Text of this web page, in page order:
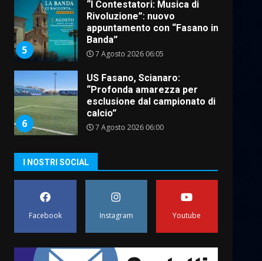
7
Fasanese ferito a colpi di
arma da fuoco
6 Agosto 2026 18:13
1
Serie D, l’Us Fasano non
molla e conferma di voler
ricorrere per ottenere
l’iscrizione
8 Agosto 2026 19:55
ufficialmente la Festa di
Savelletri
8 Agosto 2026 11:00
Savelletri in festa, domani
Uccio De Santis
I NOSTRI SOCIAL
Facebook Instagram Youtube